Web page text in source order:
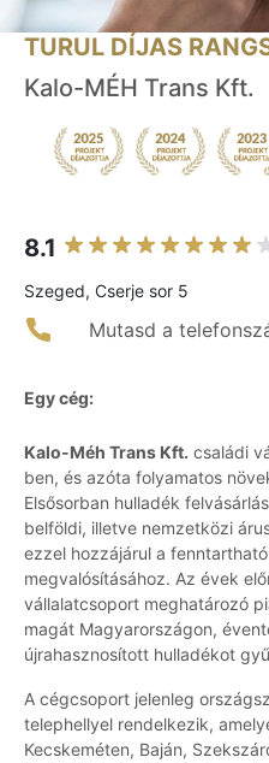
TURUL DÍJAS
Kalo-MÉH Trans Kft.
8.1
Szeged, Cserje sor 5
Mutasd a
Egy cég:
Kalo-Méh Trans Kft. családi
ben, és azóta folyamatos
Elsősorban hulladék
belföldi, illetve nemzetközi
ezzel hozzájárul a
megvalósításához. Az évek
vállalatcsoport meghatározó
magát Magyarországon,
újrahasznosított hulladékot
A cégcsoport jelenleg
telephellyel rendelkezik,
Kecskeméten, Baján,